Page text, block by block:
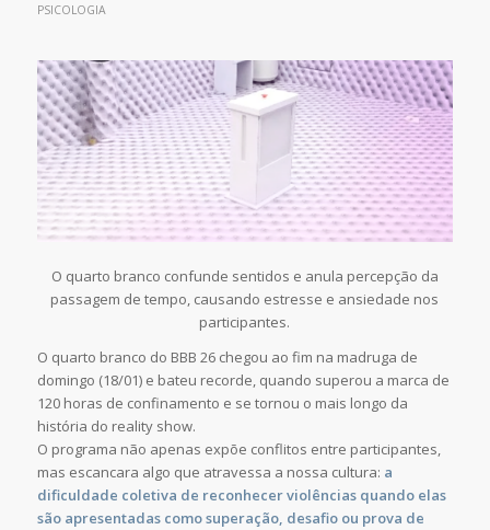
PSICOLOGIA
O quarto branco confunde sentidos e anula percepção da
passagem de tempo, causando estresse e ansiedade nos
participantes.
O quarto branco do BBB 26 chegou ao fim na madruga de
domingo (18/01) e bateu recorde, quando superou a marca de
120 horas de confinamento e se tornou o mais longo da
história do reality show.
O programa não apenas expõe conflitos entre participantes,
mas escancara algo que atravessa a nossa cultura: a
dificuldade coletiva de reconhecer violências quando elas
são apresentadas como superação, desafio ou prova de